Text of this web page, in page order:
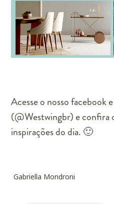
Acesse o nosso facebook
(@Westwingbr) e confira
inspirações do dia. 🙂
Gabriella Mondroni